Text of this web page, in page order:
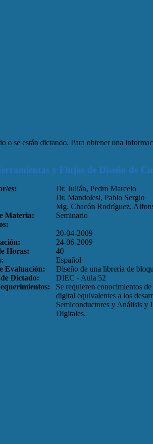
o se están dictando. Para obtener una
y Flujos de Diseño de
es:
Dr. Julián, Pedro Marcelo
Dr. Mandolesi, Pablo Sergio
Mg. Chacón Rodríguez,
Materia:
Seminario
20-04-2009
24-06-2009
Horas:
40
Español
Evaluación:
Diseño de una librería de
Dictado:
DIEC - Aula 52
Se requieren conocimientos
digital equivalentes a los
Semiconductores y Análisis y
Digitales.